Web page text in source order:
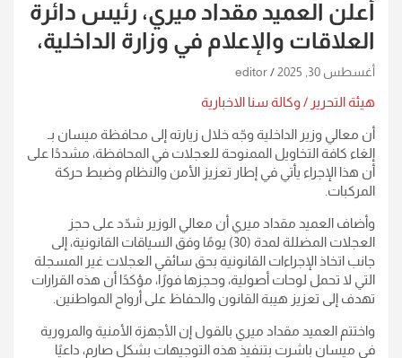
أعلن العميد مقداد ميري، رئيس دائرة
العلاقات والإعلام في وزارة الداخلية،
أغسطس 30, 2025 editor
هيئة التحرير / وكالة سنا الاخبارية
أن معالي وزير الداخلية وجّه خلال زيارته إلى محافظة ميسان بـ
إلغاء كافة التخاويل الممنوحة للعجلات في المحافظة، مشددًا على
أن هذا الإجراء يأتي في إطار تعزيز الأمن والنظام وضبط حركة
المركبات.
وأضاف العميد مقداد ميري أن معالي الوزير شدّد على حجز
العجلات المضللة لمدة (30) يومًا وفق السياقات القانونية، إلى
جانب اتخاذ الإجراءات القانونية بحق سائقي العجلات غير المسجلة
التي لا تحمل لوحات أصولية، وحجزها فورًا، مؤكدًا أن هذه القرارات
تهدف إلى تعزيز هيبة القانون والحفاظ على أرواح المواطنين.
واختتم العميد مقداد ميري بالقول إن الأجهزة الأمنية والمرورية
في ميسان باشرت بتنفيذ هذه التوجيهات بشكل صارم، داعيًا